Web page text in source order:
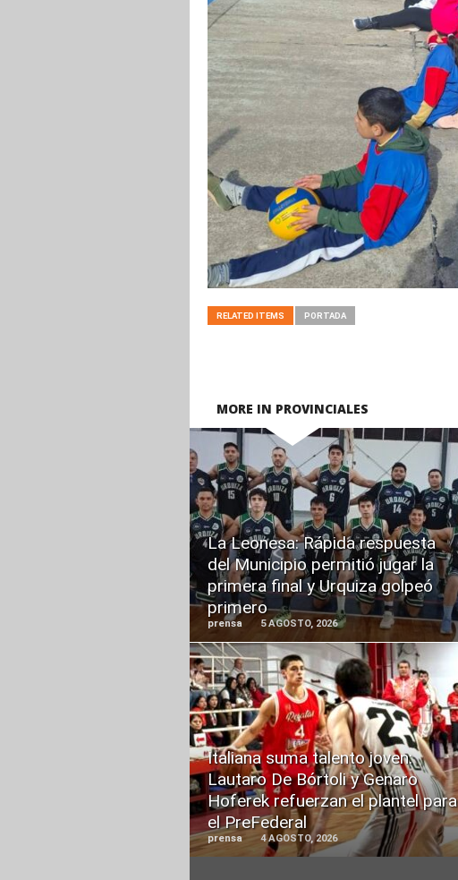
RELATED ITEMS PORTADA
MORE IN PROVINCIALES
La Leonesa: Rápida respuesta
del Municipio permitió jugar la
primera final y Urquiza golpeó
primero
prensa 5 AGOSTO, 2026
READ
MORE
Italiana suma talento joven:
Lautaro De Bórtoli y Genaro
Hoferek refuerzan el plantel para
el PreFederal
prensa 4 AGOSTO, 2026
READ
MORE